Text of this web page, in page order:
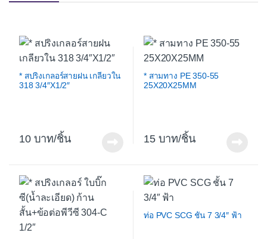
* สปริงเกลอร์สายฝน เกลียวใน
318 3/4″X1/2″
10 /ชิ้น
* สามทาง PE 350-55
25X20X25MM
15 /ชิ้น
ท่อ PVC SCG ชั้น 7 3/4″ ฟ้า